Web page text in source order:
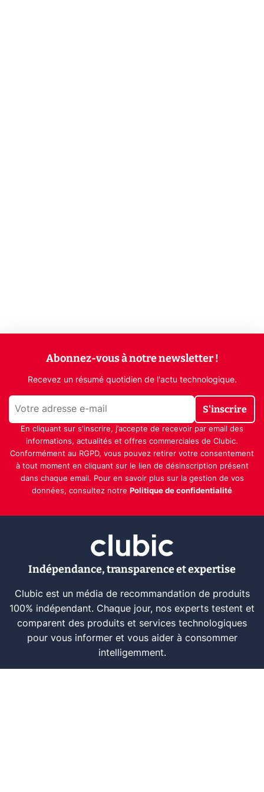
Abonnez-vous à notre newsletter !
Recevez un résumé quotidien de l'actu technologique.
S'inscrire
En cliquant sur s'inscrire, j’accepte de recevoir par email des
informations, actualités et offres commerciales de Clubic.
Conformément au RGPD, vous pouvez retirer votre consentement
à tout moment en cliquant sur le lien de désinscription présent
dans chaque email. Pour en savoir plus sur la gestion de vos
données, consultez notre Politique de confidentialité
Indépendance, transparence et expertise
Clubic est un média de recommandation de produits
100% indépendant. Chaque jour, nos experts testent et
comparent des produits et services technologiques
pour vous informer et vous aider à consommer
intelligemment.